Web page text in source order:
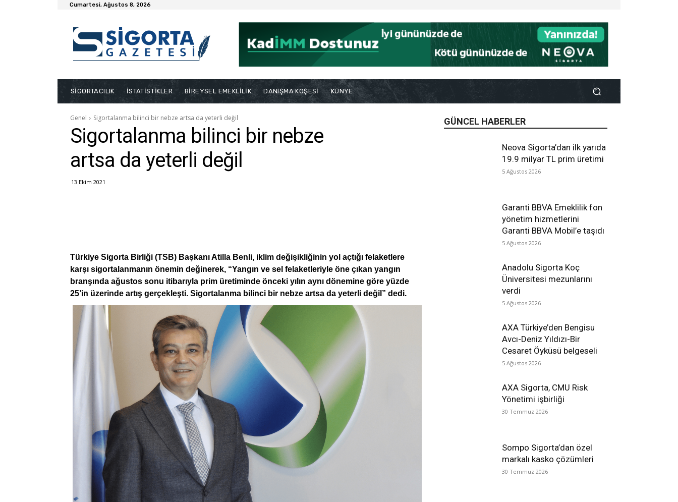
Cumartesi, Ağustos 8, 2026
SİGORTACILIK İSTATİSTİKLER BİREYSEL EMEKLİLİK DANIŞMA KÖŞESİ KÜNYE
GÜNCEL HABERLER
Neova Sigorta’dan ilk yarıda
19.9 milyar TL prim üretimi
5 Ağustos 2026
Garanti BBVA Emeklilik fon
yönetim hizmetlerini
Garanti BBVA Mobil’e taşıdı
5 Ağustos 2026
Anadolu Sigorta Koç
Üniversitesi mezunlarını
verdi
5 Ağustos 2026
AXA Türkiye’den Bengisu
Avcı-Deniz Yıldızı-Bir
Cesaret Öyküsü belgeseli
5 Ağustos 2026
AXA Sigorta, CMU Risk
Yönetimi işbirliği
30 Temmuz 2026
Sompo Sigorta’dan özel
markalı kasko çözümleri
30 Temmuz 2026
Genel Sigortalanma bilinci bir nebze artsa da yeterli değil
Sigortalanma bilinci bir nebze
artsa da yeterli değil
13 Ekim 2021
Türkiye Sigorta Birliği (TSB) Başkanı Atilla Benli, iklim değişikliğinin yol açtığı felaketlere
karşı sigortalanmanın önemin değinerek, “Yangın ve sel felaketleriyle öne çıkan yangın
branşında ağustos sonu itibarıyla prim üretiminde önceki yılın aynı dönemine göre yüzde
25’in üzerinde artış gerçekleşti. Sigortalanma bilinci bir nebze artsa da yeterli değil” dedi.